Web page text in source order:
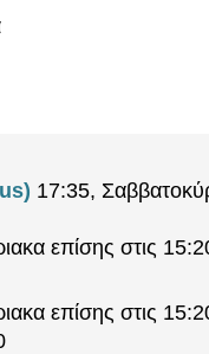
17:35,
επίσης στις
επίσης στις